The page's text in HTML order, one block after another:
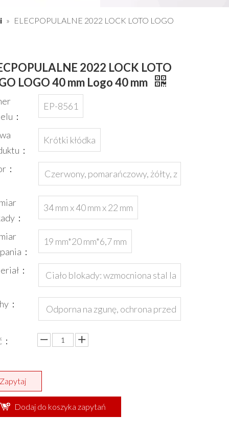
» ELECPOPULALNE 2022 LOCK LOTO LOGO
2022 LOCK LOTO
LOGO 40 mm Logo 40 mm
：
EP-8561
：
Krótki kłódka
：
Czerwony, pomarańczowy, żółty, z
owany
：
34 mm x 40 mm x 22 mm
：
19 mm*20 mm*6,7 mm
：
Ciało blokady: wzmocniona stal la
lowa stal
：
Odporna na zgunę, ochrona przed
Zapytaj
Dodaj do koszyka zapytań